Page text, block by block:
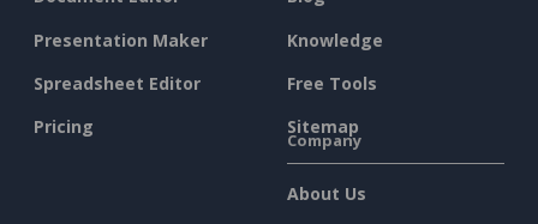
Presentation Maker
Spreadsheet Editor
Pricing
Knowledge
Free Tools
Sitemap
Company
About Us